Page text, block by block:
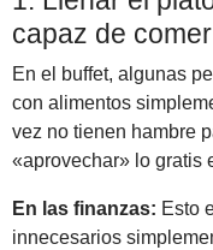
capaz de comer
En el buffet, algunas
con alimentos
vez no tienen hambre
«aprovechar» lo gratis
En las finanzas: Esto
innecesarios